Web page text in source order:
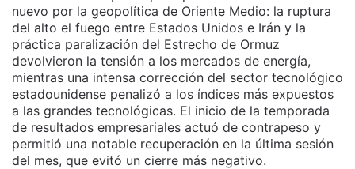
nuevo por la geopolítica de Oriente Medio: la ruptura
del alto el fuego entre Estados Unidos e Irán y la
práctica paralización del Estrecho de Ormuz
devolvieron la tensión a los mercados de energía,
mientras una intensa corrección del sector tecnológico
estadounidense penalizó a los índices más expuestos
a las grandes tecnológicas. El inicio de la temporada
de resultados empresariales actuó de contrapeso y
permitió una notable recuperación en la última sesión
del mes, que evitó un cierre más negativo.